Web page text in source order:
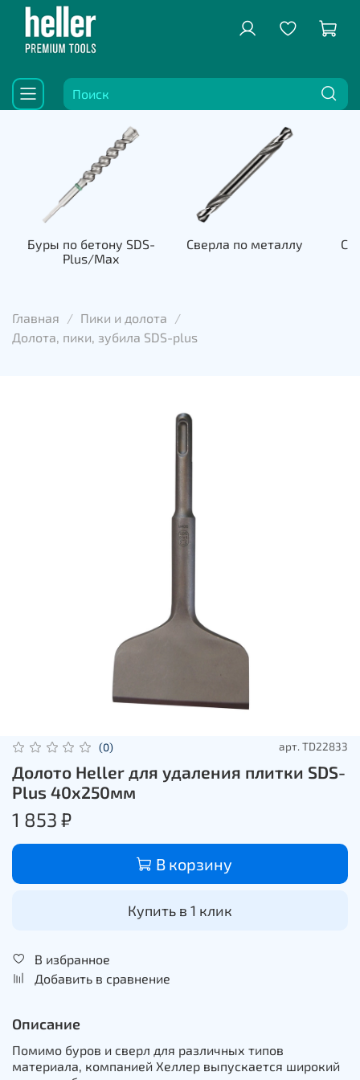
Буры по бетону SDS-
Plus/Max
Сверла по металлу
Главная
Пики и долота
Долота, пики, зубила SDS-plus
(0) арт. TD22833
Долото Heller для удаления плитки SDS-
Plus 40х250мм
1 853 ₽
В корзину
Купить в 1 клик
В избранное
Добавить в сравнение
Описание
Помимо буров и сверл для различных типов
материала, компанией Хеллер выпускается широкий